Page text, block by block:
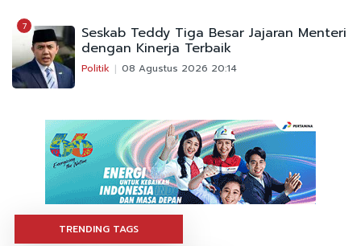
7 Seskab Teddy Tiga Besar Jajaran Menteri
dengan Kinerja Terbaik
Politik 08 Agustus 2026 20:14
TRENDING TAGS